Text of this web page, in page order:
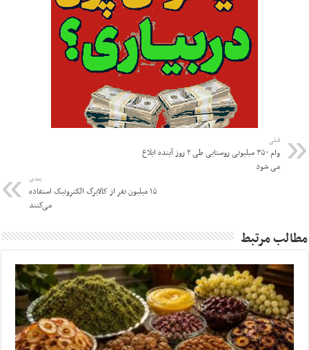
قبلی
وام ۳۵۰ میلیونی روستایی طی ۲ روز آینده ابلاغ
می شود
بعدی
۱۵ میلیون نفر از کالابرگ الکترونیک استفاده
می‌کنند
مطالب مرتبط